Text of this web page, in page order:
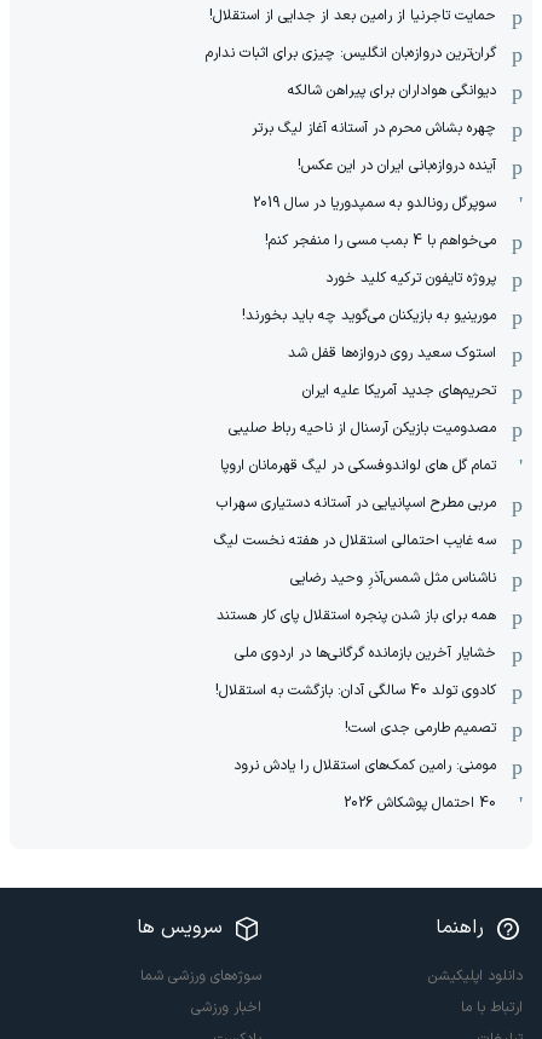
حمایت تاجرنیا از رامین بعد از جدایی از استقلال!
گران‌ترین دروازه‌بان انگلیس: چیزی برای اثبات ندارم
دیوانگی هواداران برای پیراهن شالکه
چهره بشاش محرم در آستانه آغاز لیگ برتر
آینده دروازه‌بانی ایران در این عکس!
سوپرگل رونالدو به سمپدوریا در سال 2019
می‌خواهم با 4 بمب مسی را منفجر کنم!
پروژه تایفون ترکیه کلید خورد
مورینیو به بازیکنان می‌گوید چه باید بخورند!
استوک سعید روی دروازه‌ها قفل شد
تحریم‌های جدید آمریکا علیه ایران
مصدومیت بازیکن آرسنال از ناحیه رباط صلیبی
تمام گل های لواندوفسکی در لیگ قهرمانان اروپا
مربی مطرح اسپانیایی در آستانه دستیاری سهراب
سه غایب احتمالی استقلال در هفته نخست لیگ
ناشناس مثل شمس‌آذرِ وحید رضایی
همه برای باز شدن پنجره استقلال پای کار هستند
خشایار آخرین بازمانده گرگانی‌ها در اردوی ملی
کادوی تولد 40 سالگی آدان: بازگشت به استقلال!
تصمیم طارمی جدی است!
مومنی: رامین کمک‌های استقلال را یادش نرود
40 احتمال پوشکاش 2026
راهنما
دانلود اپلیکیشن
ارتباط با ما
سرویس ها
سوژه‌های ورزشی شما
اخبار ورزشی